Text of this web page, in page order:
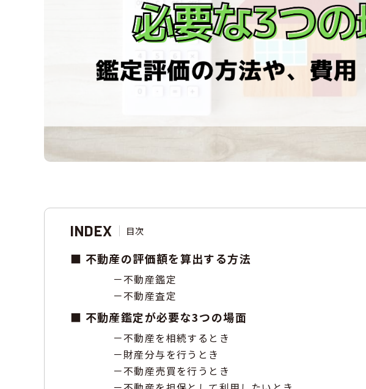
INDEX 目次
不動産の評価額を算出する方法
不動産鑑定
不動産査定
不動産鑑定が必要な3つの場面
不動産を相続するとき
財産分与を行うとき
不動産売買を行うとき